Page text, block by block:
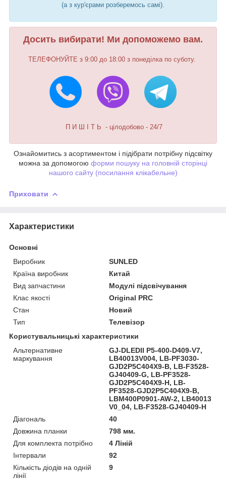
(а з кур'єрами розберемось самі).
Досить вибирати! Ми допоможемо вам.
ТЕЛЕФОНУЙТЕ з 9:00 до 18:00 з понеділка по суботу.
П И Ш І Т Ь - цілодобово - 24/7
Ознайомитись з асортиментом і підібрати потрібну підсвітку
можна за допомогою форми пошуку на головній сторінці
нашого сайту (посилання клікабельне)
Приховати
Характеристики
Основні
Виробник
SUNLED
Країна виробник
Китай
Вид запчастини
Модулі підсвічування
Клас якості
Original PRC
Стан
Новий
Тип
Телевізор
Користувальницькі характеристики
Альтернативне
маркування
GJ-DLEDII P5-400-D409-V7,
LB40013V004, LB-PF3030-
GJD2P5C404X9-B, LB-F3528-
GJ40409-G, LB-PF3528-
GJD2P5C404X9-H, LB-
PF3528-GJD2P5C404X9-B,
LBM400P0901-AW-2, LB40013
V0_04, LB-F3528-GJ40409-H
Діагональ
40
Довжина планки
798 мм.
Для комплекта потрібно
4 Ліній
Інтервали
92
Кількість діодів на одній
лінії
9